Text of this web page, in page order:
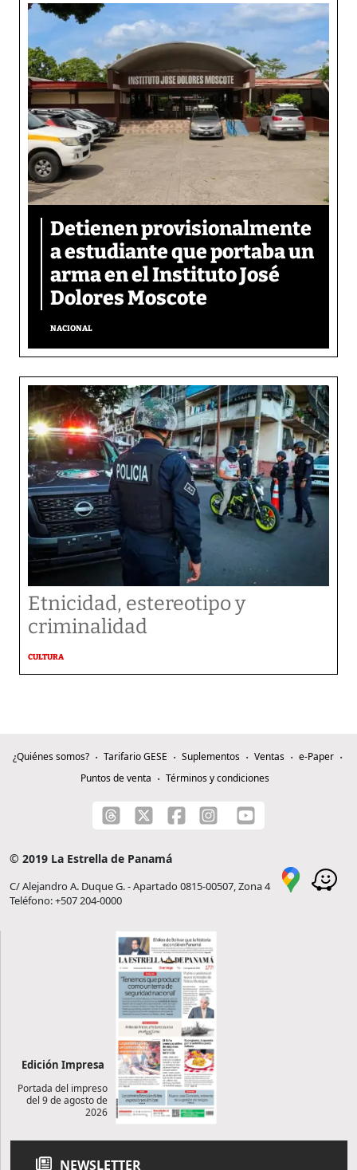
Detienen provisionalmente
a estudiante que portaba un
arma en el Instituto José
Dolores Moscote
NACIONAL
Etnicidad, estereotipo y
criminalidad
CULTURA
¿Quiénes somos? Tarifario GESE Suplementos Ventas
e-Paper
Puntos de venta
Términos y condiciones
© 2019 La Estrella de Panamá
C/ Alejandro A. Duque G. - Apartado 0815-00507, Zona 4
Teléfono: +507 204-0000
Edición Impresa
Portada del impreso
del 9 de agosto de
2026
NEWSLETTER